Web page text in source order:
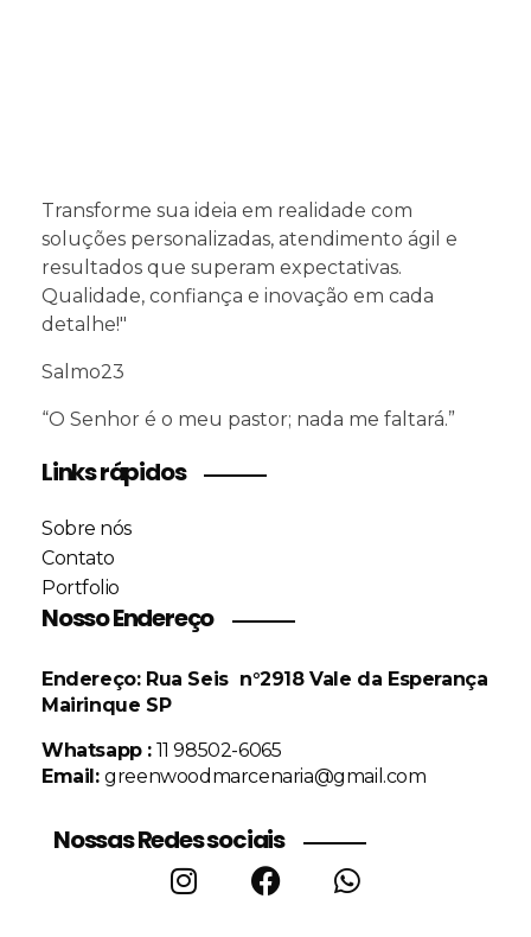
Transforme sua ideia em realidade com
soluções personalizadas, atendimento ágil e
resultados que superam expectativas.
Qualidade, confiança e inovação em cada
detalhe!"
Salmo23
“O Senhor é o meu pastor; nada me faltará.”
Links rápidos
Sobre nós
Contato
Portfolio
Nosso Endereço
Endereço: Rua Seis n°2918Vale da Esperança
Mairinque SP
Whatsapp : 11 98502-6065
Email:greenwoodmarcenaria@gmail.com
Nossas Redes sociais